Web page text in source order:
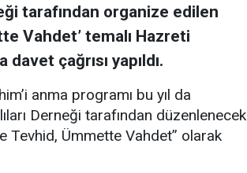
tarafından organize edilen
Vahdet’ temalı Hazreti
çağrısı yapıldı.
anma programı bu yıl da
Derneği tarafından düzenlenecek
Tevhid, Ümmette Vahdet” olarak